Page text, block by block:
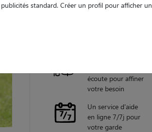
écoute pour affiner
votre besoin
Un service d'aide
en ligne 7/7j pour
votre garde
standard. Créer un profil pour afficher un